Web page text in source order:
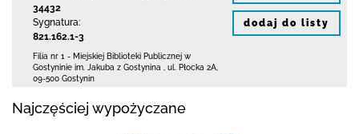
34432
Sygnatura:
821.162.1-3
Filia nr 1 - Miejskiej Biblioteki Publicznej w
Gostyninie im. Jakuba z Gostynina
ul. Płocka 2A
09-500 Gostynin
dodaj do listy
Najczęściej wypożyczane